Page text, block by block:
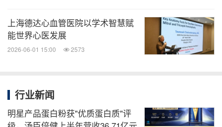
消息来源：上海德达心血管医院
上海德达心血管医院以学术智慧赋
能世界心医发展
2026-06-01 15:00 2573
行业新闻
明星产品蛋白粉获"优质蛋白质"评